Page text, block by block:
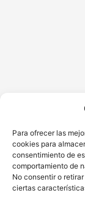
Para ofrecer las
cookies para
consentimiento de
comportamiento de
No consentir o
ciertas
Aviso